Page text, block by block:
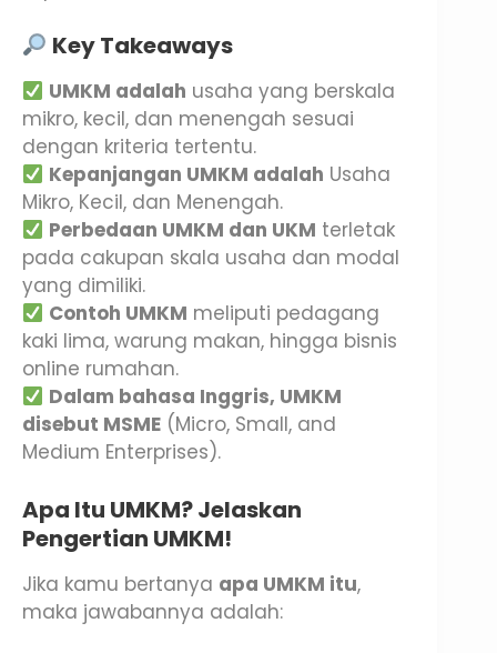
Key Takeaways
UMKM adalah usaha yang berskala
mikro, kecil, dan menengah sesuai
dengan kriteria tertentu.
Kepanjangan UMKM adalah Usaha
Mikro, Kecil, dan Menengah.
Perbedaan UMKM dan UKM terletak
pada cakupan skala usaha dan modal
yang dimiliki.
Contoh UMKM meliputi pedagang
kaki lima, warung makan, hingga bisnis
online rumahan.
Dalam bahasa Inggris, UMKM
disebut MSME (Micro, Small, and
Medium Enterprises).
Apa Itu UMKM? Jelaskan
Pengertian UMKM!
Jika kamu bertanya apa UMKM itu,
maka jawabannya adalah: